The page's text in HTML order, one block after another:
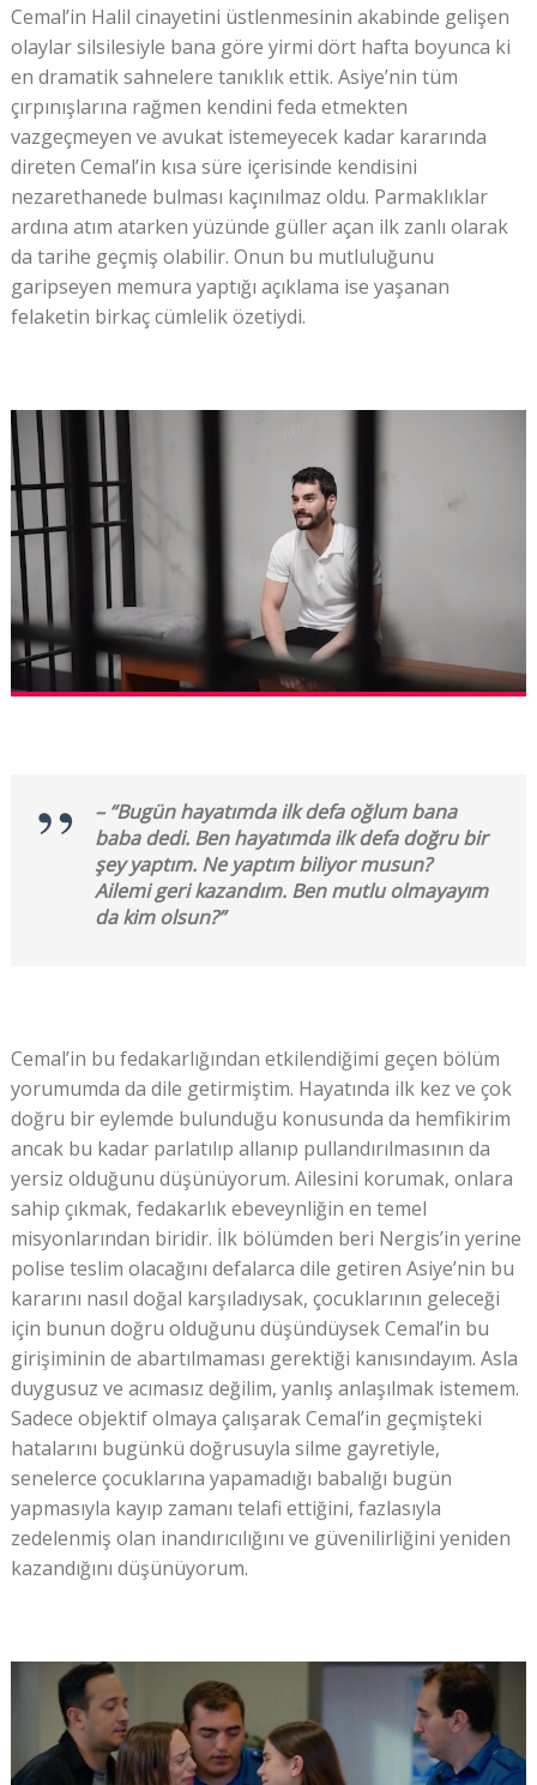
Cemal’in Halil cinayetini üstlenmesinin akabinde gelişen
olaylar silsilesiyle bana göre yirmi dört hafta boyunca ki
en dramatik sahnelere tanıklık ettik. Asiye’nin tüm
çırpınışlarına rağmen kendini feda etmekten
vazgeçmeyen ve avukat istemeyecek kadar kararında
direten Cemal’in kısa süre içerisinde kendisini
nezarethanede bulması kaçınılmaz oldu. Parmaklıklar
ardına atım atarken yüzünde güller açan ilk zanlı olarak
da tarihe geçmiş olabilir. Onun bu mutluluğunu
garipseyen memura yaptığı açıklama ise yaşanan
felaketin birkaç cümlelik özetiydi.
– “Bugün hayatımda ilk defa oğlum bana
baba dedi. Ben hayatımda ilk defa doğru bir
şey yaptım. Ne yaptım biliyor musun?
Ailemi geri kazandım. Ben mutlu olmayayım
da kim olsun?”
Cemal’in bu fedakarlığından etkilendiğimi geçen bölüm
yorumumda da dile getirmiştim. Hayatında ilk kez ve çok
doğru bir eylemde bulunduğu konusunda da hemfikirim
ancak bu kadar parlatılıp allanıp pullandırılmasının da
yersiz olduğunu düşünüyorum. Ailesini korumak, onlara
sahip çıkmak, fedakarlık ebeveynliğin en temel
misyonlarından biridir. İlk bölümden beri Nergis’in yerine
polise teslim olacağını defalarca dile getiren Asiye’nin bu
kararını nasıl doğal karşıladıysak, çocuklarının geleceği
için bunun doğru olduğunu düşündüysek Cemal’in bu
girişiminin de abartılmaması gerektiği kanısındayım. Asla
duygusuz ve acımasız değilim, yanlış anlaşılmak istemem.
Sadece objektif olmaya çalışarak Cemal’in geçmişteki
hatalarını bugünkü doğrusuyla silme gayretiyle,
senelerce çocuklarına yapamadığı babalığı bugün
yapmasıyla kayıp zamanı telafi ettiğini, fazlasıyla
zedelenmiş olan inandırıcılığını ve güvenilirliğini yeniden
kazandığını düşünüyorum.